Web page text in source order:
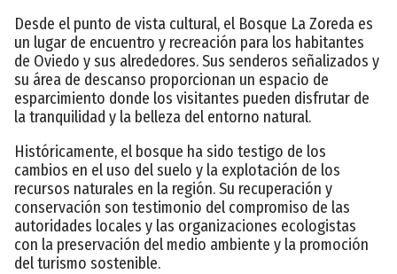
Desde el punto de vista cultural, el Bosque La Zoreda es
un lugar de encuentro y recreación para los habitantes
de Oviedo y sus alrededores. Sus senderos señalizados y
su área de descanso proporcionan un espacio de
esparcimiento donde los visitantes pueden disfrutar de
la tranquilidad y la belleza del entorno natural.
Históricamente, el bosque ha sido testigo de los
cambios en el uso del suelo y la explotación de los
recursos naturales en la región. Su recuperación y
conservación son testimonio del compromiso de las
autoridades locales y las organizaciones ecologistas
con la preservación del medio ambiente y la promoción
del turismo sostenible.